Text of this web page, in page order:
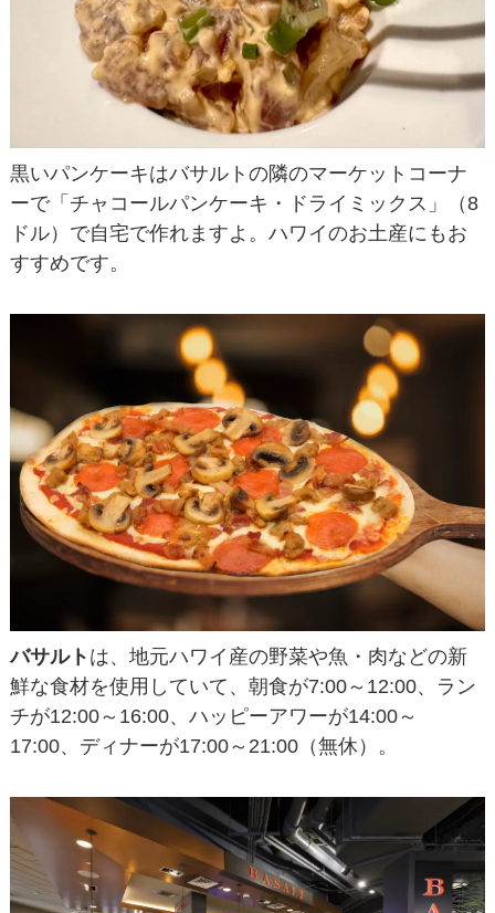
黒いパンケーキはバサルトの隣のマーケットコーナ
ーで「チャコールパンケーキ・ドライミックス」（8
ドル）で自宅で作れますよ。ハワイのお土産にもお
すすめです。
バサルト は、地元ハワイ産の野菜や魚・肉などの新
鮮な食材を使用していて、朝食が7:00～12:00、ラン
チが12:00～16:00、ハッピーアワーが14:00～
17:00、ディナーが17:00～21:00（無休）。